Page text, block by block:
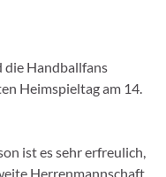
die Handballfans
Heimspieltag am 14.
ist es sehr erfreulich,
Herrenmannschaft